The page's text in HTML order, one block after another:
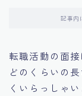
14.キャリア
記事内
転職活動の面
どのくらいの
くいらっしゃ